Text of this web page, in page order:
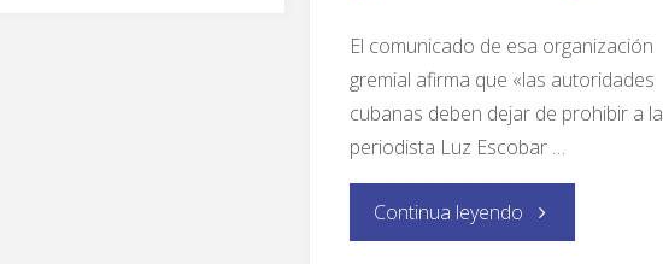
El comunicado de esa organización
gremial afirma que «las autoridades
cubanas deben dejar de prohibir a la
periodista Luz Escobar …
Continua leyendo